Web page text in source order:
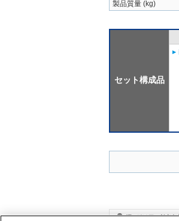
製品質量 (kg)
セット構成品